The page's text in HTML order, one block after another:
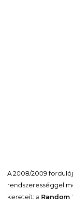
A 2008/2009
rendszerességgel
kereteit: a Random